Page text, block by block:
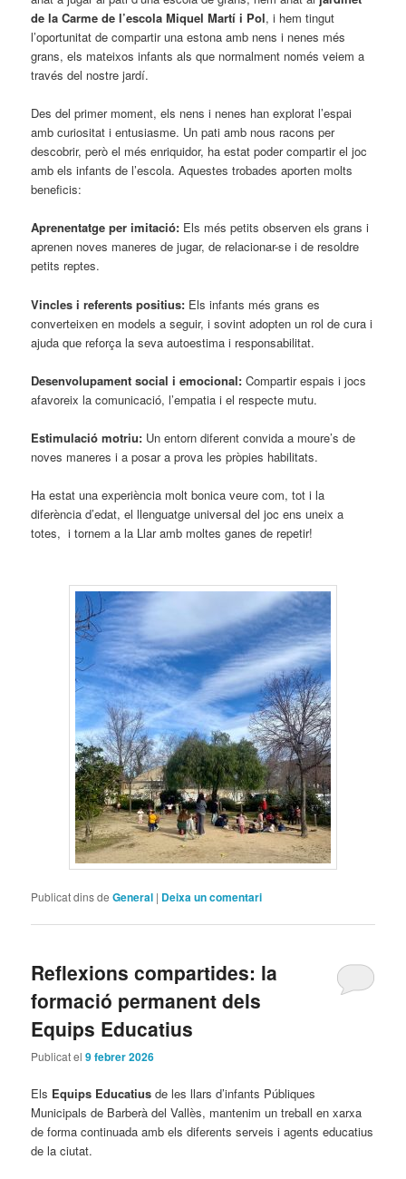
de la Carme de l’escola Miquel Martí i Pol, i hem tingut
l’oportunitat de compartir una estona amb nens i nenes més
grans, els mateixos infants als que normalment només veiem a
través del nostre jardí.
Des del primer moment, els nens i nenes han explorat l’espai
amb curiositat i entusiasme. Un pati amb nous racons per
descobrir, però el més enriquidor, ha estat poder compartir el joc
amb els infants de l’escola. Aquestes trobades aporten molts
beneficis:
Aprenentatge per imitació: Els més petits observen els grans i
aprenen noves maneres de jugar, de relacionar-se i de resoldre
petits reptes.
Vincles i referents positius: Els infants més grans es
converteixen en models a seguir, i sovint adopten un rol de cura i
ajuda que reforça la seva autoestima i responsabilitat.
Desenvolupament social i emocional: Compartir espais i jocs
afavoreix la comunicació, l’empatia i el respecte mutu.
Estimulació motriu: Un entorn diferent convida a moure’s de
noves maneres i a posar a prova les pròpies habilitats.
Ha estat una experiència molt bonica veure com, tot i la
diferència d’edat, el llenguatge universal del joc ens uneix a
totes, i tornem a la Llar amb moltes ganes de repetir!
Publicat dins de General | Deixa un comentari
Reflexions compartides: la
formació permanent dels
Equips Educatius
Publicat el9 febrer 2026
Els Equips Educatiusde les llars d’infants Públiques
Municipals de Barberà del Vallès, mantenim un treball en xarxa
de forma continuada amb els diferents serveis i agents educatius
de la ciutat.